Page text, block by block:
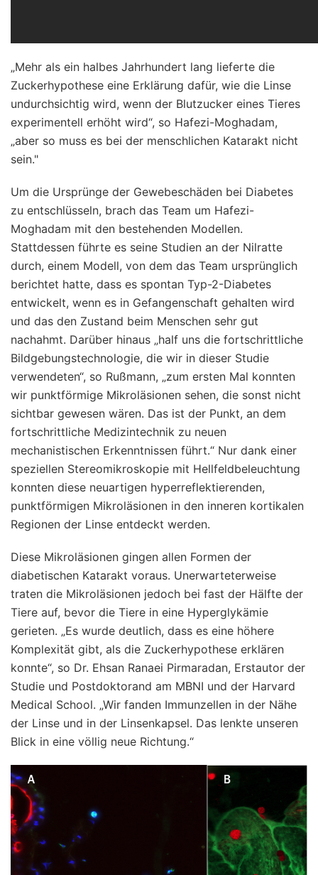
„Mehr als ein halbes Jahrhundert lang lieferte die
Zuckerhypothese eine Erklärung dafür, wie die Linse
undurchsichtig wird, wenn der Blutzucker eines Tieres
experimentell erhöht wird“, so Hafezi-Moghadam,
„aber so muss es bei der menschlichen Katarakt nicht
sein."
Um die Ursprünge der Gewebeschäden bei Diabetes
zu entschlüsseln, brach das Team um Hafezi-
Moghadam mit den bestehenden Modellen.
Stattdessen führte es seine Studien an der Nilratte
durch, einem Modell, von dem das Team ursprünglich
berichtet hatte, dass es spontan Typ-2-Diabetes
entwickelt, wenn es in Gefangenschaft gehalten wird
und das den Zustand beim Menschen sehr gut
nachahmt. Darüber hinaus „half uns die fortschrittliche
Bildgebungstechnologie, die wir in dieser Studie
verwendeten“, so Rußmann, „zum ersten Mal konnten
wir punktförmige Mikroläsionen sehen, die sonst nicht
sichtbar gewesen wären. Das ist der Punkt, an dem
fortschrittliche Medizintechnik zu neuen
mechanistischen Erkenntnissen führt.“ Nur dank einer
speziellen Stereomikroskopie mit Hellfeldbeleuchtung
konnten diese neuartigen hyperreflektierenden,
punktförmigen Mikroläsionen in den inneren kortikalen
Regionen der Linse entdeckt werden.
Diese Mikroläsionen gingen allen Formen der
diabetischen Katarakt voraus. Unerwarteterweise
traten die Mikroläsionen jedoch bei fast der Hälfte der
Tiere auf, bevor die Tiere in eine Hyperglykämie
gerieten. „Es wurde deutlich, dass es eine höhere
Komplexität gibt, als die Zuckerhypothese erklären
konnte“, so Dr. Ehsan Ranaei Pirmaradan, Erstautor der
Studie und Postdoktorand am MBNI und der Harvard
Medical School. „Wir fanden Immunzellen in der Nähe
der Linse und in der Linsenkapsel. Das lenkte unseren
Blick in eine völlig neue Richtung.“